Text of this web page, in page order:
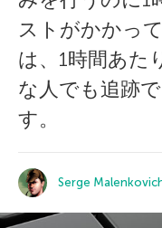
ストがかかっ
は、1時間あた
な人でも追跡
す。
Serge